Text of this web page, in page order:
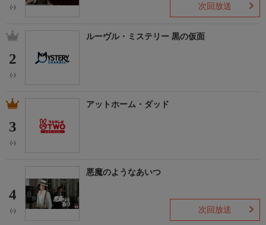
(-) 次回放送
2
(-)
ルーヴル・ミステリー 黒の仮面
3
(-)
アットホーム・ダッド
4
(-)
悪魔のようなあいつ
次回放送